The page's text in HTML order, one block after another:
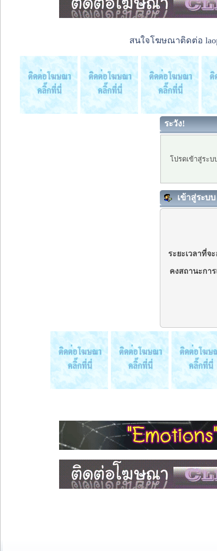
สนใจโฆษณาติดต่อ
ระวัง!
โปรดเข้าสู่ระ
เข้าสู่ระบบ
ระยะเวลาที่จ
คงสถานะกา